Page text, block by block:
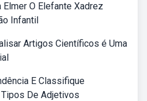
O Elefante Xadrez
Infantil
Artigos Científicos é Uma
E Classifique
De Adjetivos